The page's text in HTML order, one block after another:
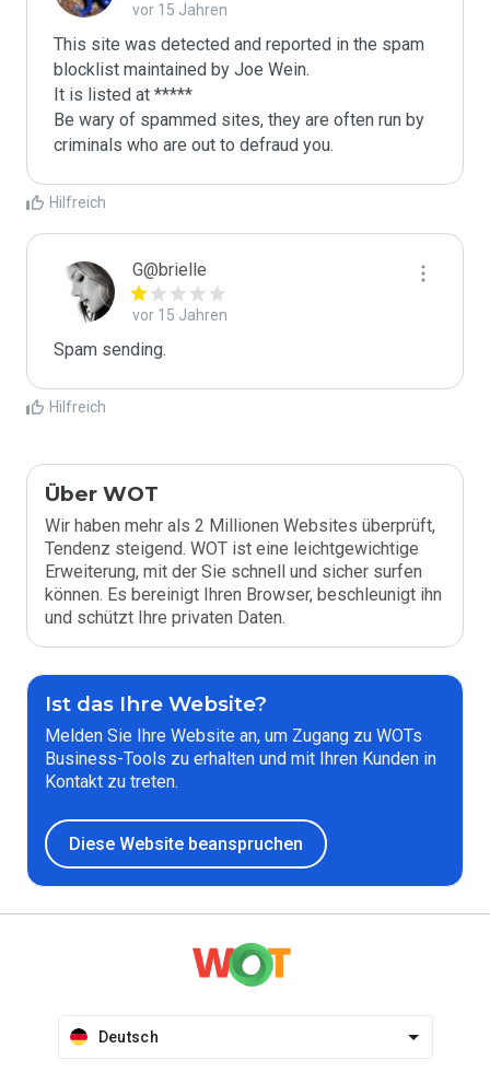
vor 15 Jahren
This site was detected and reported in the spam
blocklist maintained by Joe Wein.
It is listed at *****
Be wary of spammed sites, they are often run by
criminals who are out to defraud you.
Hilfreich
G@brielle
vor 15 Jahren
Spam sending.
Hilfreich
Über WOT
Wir haben mehr als 2 Millionen Websites überprüft,
Tendenz steigend. WOT ist eine leichtgewichtige
Erweiterung, mit der Sie schnell und sicher surfen
können. Es bereinigt Ihren Browser, beschleunigt ihn
und schützt Ihre privaten Daten.
Ist das Ihre Website?
Melden Sie Ihre Website an, um Zugang zu WOTs
Business-Tools zu erhalten und mit Ihren Kunden in
Kontakt zu treten.
Diese Website beanspruchen
Deutsch